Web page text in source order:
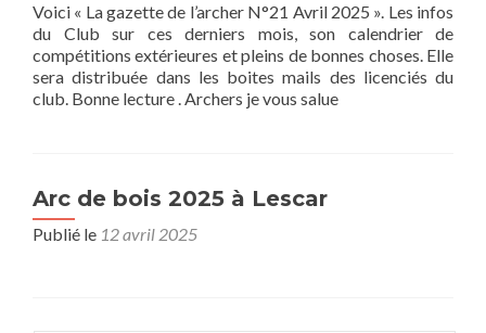
Voici « La gazette de l’archer N°21 Avril 2025 ». Les infos
du Club sur ces derniers mois, son calendrier de
compétitions extérieures et pleins de bonnes choses. Elle
sera distribuée dans les boites mails des licenciés du
club. Bonne lecture . Archers je vous salue
Arc de bois 2025 à Lescar
Publié le 12 avril 2025